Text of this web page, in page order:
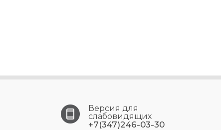
Версия для
слабовидящих
+7(347)246-03-30